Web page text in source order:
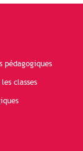
pédagogiques
classes